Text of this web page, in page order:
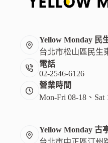
Yellow Monday 民
台北市松山區民生
電話
02-2546-6126
營業時間
Mon-Fri 08-18、Sat
Yellow Monday 古